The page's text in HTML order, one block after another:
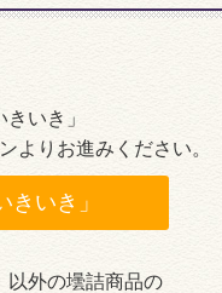
きいき」
よりお進みください。
きいき」
以外の壜詰商品の